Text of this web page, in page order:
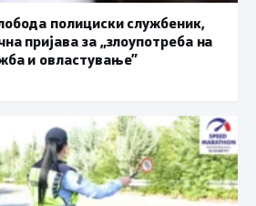
полициски службеник,
пријава за „злоупотреба на
и овластување”